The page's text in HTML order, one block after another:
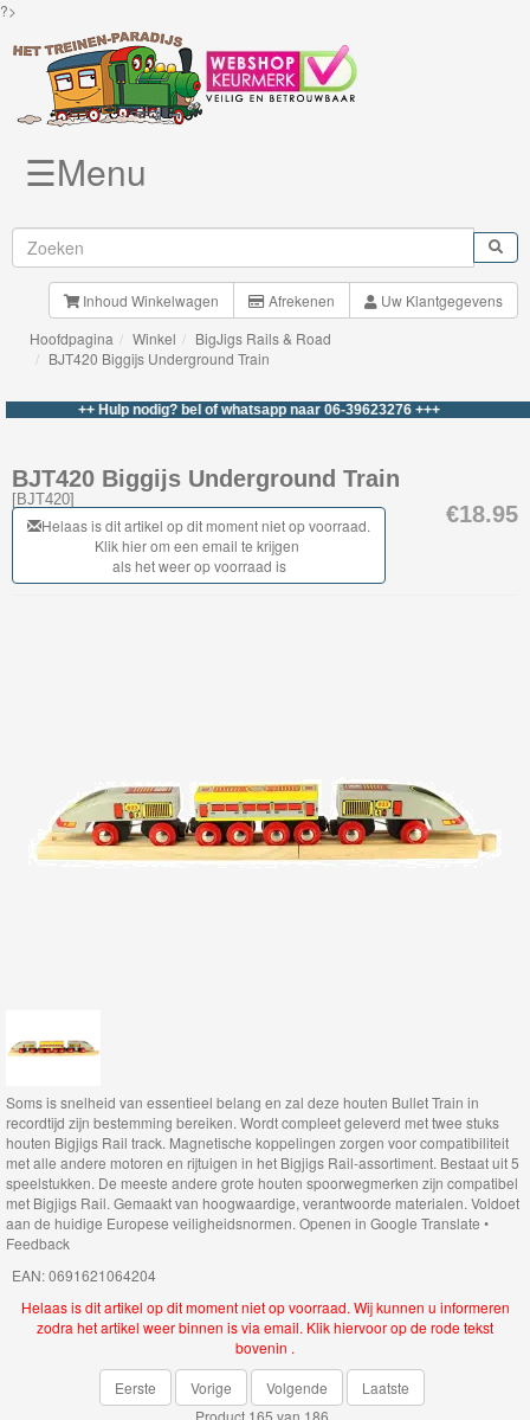
?>
Brio
Treinen
BigJigs
&
Treinsets
Gebouwen
Toebehoren
Treinen
cijfertrein
Safari
collectie
Dionsaur
collectie
Fairy
collectie
collectie
☰Menu
Inhoud Winkelwagen Afrekenen
Uw Klantgegevens
Hoofdpagina
Winkel
BigJigs Rails & Road
BJT420 Biggijs Underground Train
++ Hulp nodig? bel of whatsapp naar 06-39623276 +++
€18.95
BJT420 Biggijs Underground Train
[BJT420]
Helaas is dit artikel op dit moment niet op voorraad.
Klik hier om een email te krijgen
als het weer op voorraad is
Soms is snelheid van essentieel belang en zal deze houten Bullet Train in
recordtijd zijn bestemming bereiken. Wordt compleet geleverd met twee stuks
houten Bigjigs Rail track. Magnetische koppelingen zorgen voor compatibiliteit
met alle andere motoren en rijtuigen in het Bigjigs Rail-assortiment. Bestaat uit 5
speelstukken. De meeste andere grote houten spoorwegmerken zijn compatibel
met Bigjigs Rail. Gemaakt van hoogwaardige, verantwoorde materialen. Voldoet
aan de huidige Europese veiligheidsnormen. Openen in Google Translate •
Feedback
EAN: 0691621064204
Helaas is dit artikel op dit moment niet op voorraad. Wij kunnen u informeren
zodra het artikel weer binnen is via email. Klik hiervoor op de rode tekst
bovenin .
Eerste
Vorige Volgende
Laatste
Product 165 van 186